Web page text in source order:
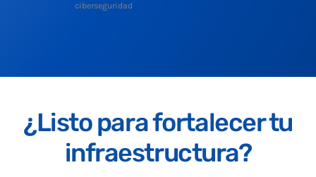
ciberseguridad
¿Listo para fortalecer tu
infraestructura?